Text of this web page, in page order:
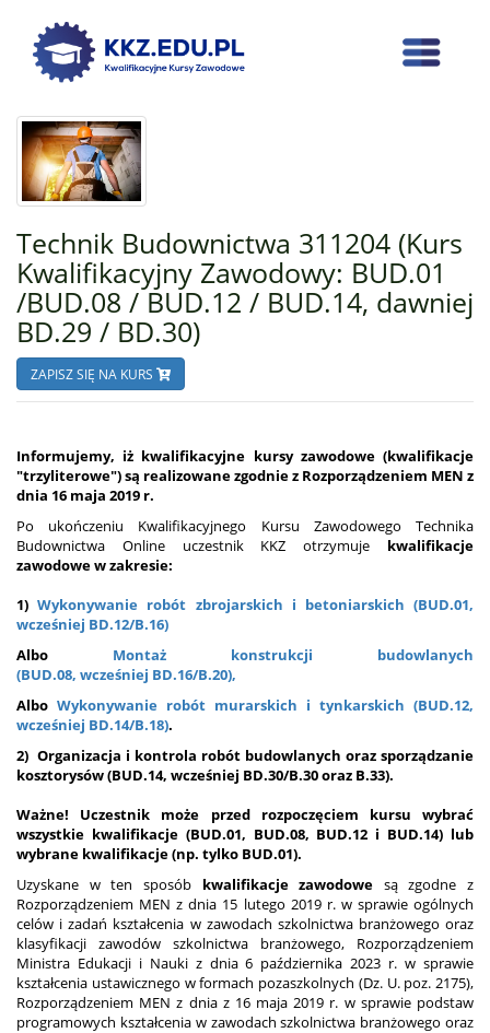
Technik Budownictwa 311204 (Kurs
Kwalifikacyjny Zawodowy: BUD.01
/BUD.08 / BUD.12 / BUD.14, dawniej
BD.29 / BD.30)
ZAPISZ SIĘ NA KURS
Informujemy, iż kwalifikacyjne kursy zawodowe (kwalifikacje
"trzyliterowe") są realizowane zgodnie z Rozporządzeniem MEN z
dnia 16 maja 2019 r.
Po ukończeniu Kwalifikacyjnego Kursu Zawodowego Technika
Budownictwa Online uczestnik KKZ otrzymuje kwalifikacje
zawodowe w zakresie:
1)Wykonywanie robót zbrojarskich i betoniarskich (BUD.01,
wcześniej BD.12/B.16)
Albo Montaż konstrukcji budowlanych
(BUD.08, wcześniej BD.16/B.20),
Albo Wykonywanie robót murarskich i tynkarskich (BUD.12,
wcześniej BD.14/B.18).
2) Organizacja i kontrola robót budowlanych oraz sporządzanie
kosztorysów (BUD.14, wcześniej BD.30/B.30 oraz B.33).
Ważne! Uczestnik może przed rozpoczęciem kursu wybrać
wszystkie kwalifikacje (BUD.01, BUD.08, BUD.12 i BUD.14) lub
wybrane kwalifikacje (np. tylko BUD.01).
Uzyskane w ten sposób kwalifikacje zawodowe są zgodne z
Rozporządzeniem MEN z dnia 15 lutego 2019 r. w sprawie ogólnych
celów i zadań kształcenia w zawodach szkolnictwa branżowego oraz
klasyfikacji zawodów szkolnictwa branżowego, Rozporządzeniem
Ministra Edukacji i Nauki z dnia 6 października 2023 r. w sprawie
kształcenia ustawicznego w formach pozaszkolnych (Dz. U. poz. 2175),
Rozporządzeniem MEN z dnia z 16 maja 2019 r. w sprawie podstaw
programowych kształcenia w zawodach szkolnictwa branżowego oraz